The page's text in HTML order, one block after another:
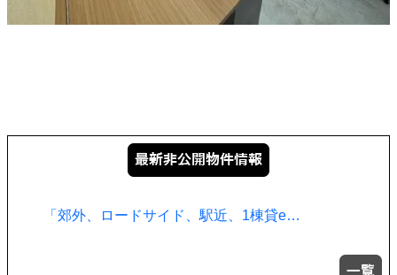
「郊外、ロードサイド、駅近、1棟貸e…